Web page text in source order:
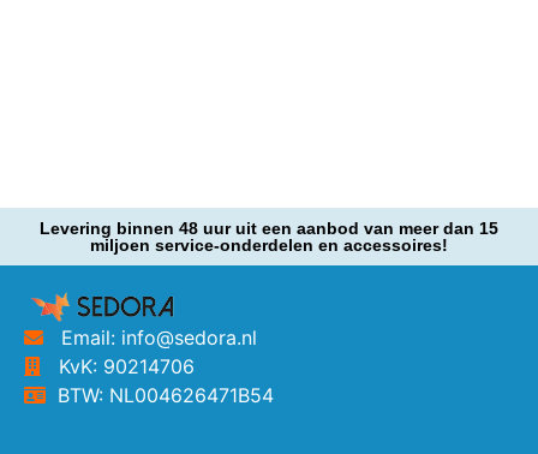
Levering binnen 48 uur uit een aanbod van meer dan 15
miljoen service-onderdelen en accessoires!
Email: info@sedora.nl
KvK: 90214706
BTW: NL004626471B54